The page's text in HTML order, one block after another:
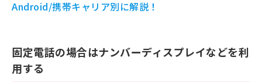
Android/携帯キャリア別に解説！
固定電話の場合はナンバーディスプレイなどを利
用する